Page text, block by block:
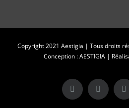
Copyright 2021 Aestigia | Tous droits
Conception : AESTIGIA |
X LinkedIn